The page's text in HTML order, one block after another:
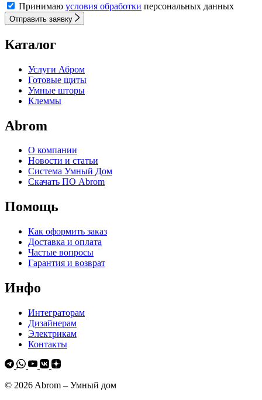
Принимаю условия обработки персональных данных
Отправить заявку
Каталог
Услуги Абром
Готовые щиты
Умные шторы
Клеммы
Abrom
О компании
Новости и статьи
Система Умный Дом
Скачать ПО Abrom
Помощь
Как оформить заказ
Доставка и оплата
Частые вопросы
Гарантия и возврат
Инфо
Интеграторам
Дизайнерам
Электрикам
Контакты
© 2026 Abrom – Умный дом